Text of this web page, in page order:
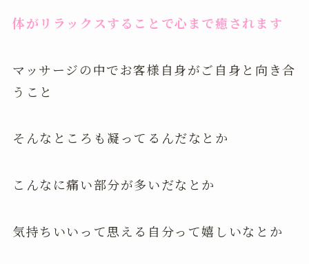
体がリラックスすることで心まで癒されます
マッサージの中でお客様自身がご自身と向き合
うこと
そんなところも凝ってるんだなとか
こんなに痛い部分が多いだなとか
気持ちいいって思える自分って嬉しいなとか